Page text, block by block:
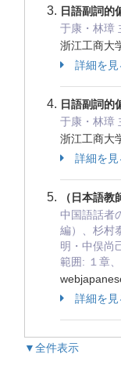
日語副詞的
于康・林璋
浙江工商大
詳細を見
日語副詞的
于康・林璋
浙江工商大
詳細を見
（日本語
中国語話者
編）、杉村
明・中俣尚
範囲: １章、
詳細を見
▼全件表示